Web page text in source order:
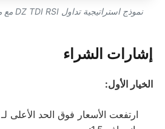
نموذج استراتيجية تداول DZ TDI RSI مع مؤشر بولينجر باندز
إشارات الشراء
الخيار الأول:
ارتفعت الأسعار فوق الحد الأعلى لـ